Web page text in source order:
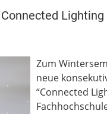
Lighting
Zum
neue
“Connected